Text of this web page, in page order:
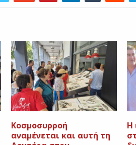
Κοσμοσυρροή
αναμένεται και αυτή τη
H